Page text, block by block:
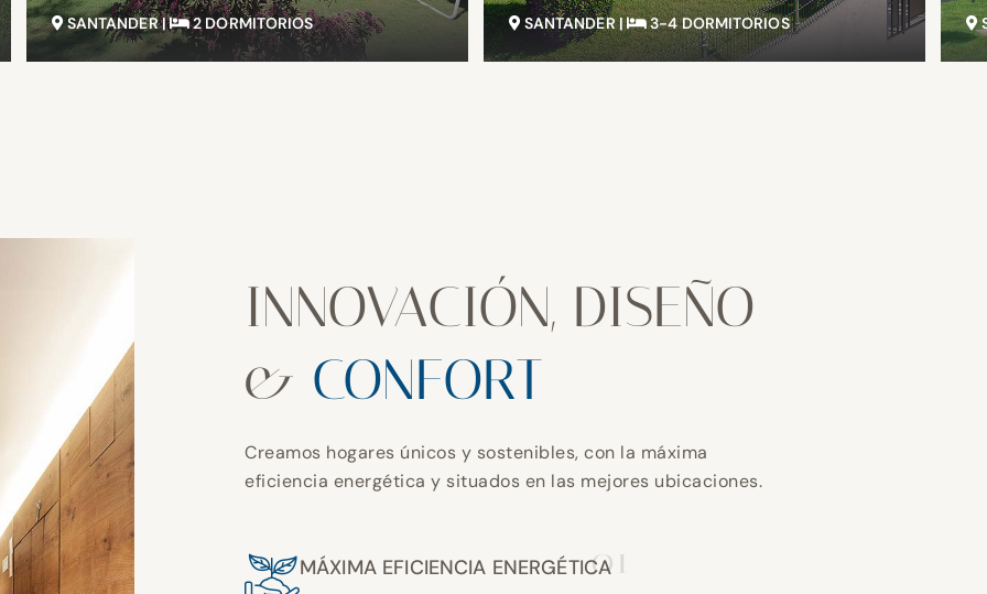
SANTANDER | 3-4 DORMITORIOS SANTANDER | 2-3-4 DORMITORIOS
INNOVACIÓN, DISEÑO
& CONFORT
Creamos hogares únicos y sostenibles, con la máxima
eficiencia energética y situados en las mejores ubicaciones.
01
MÁXIMA EFICIENCIA ENERGÉTICA